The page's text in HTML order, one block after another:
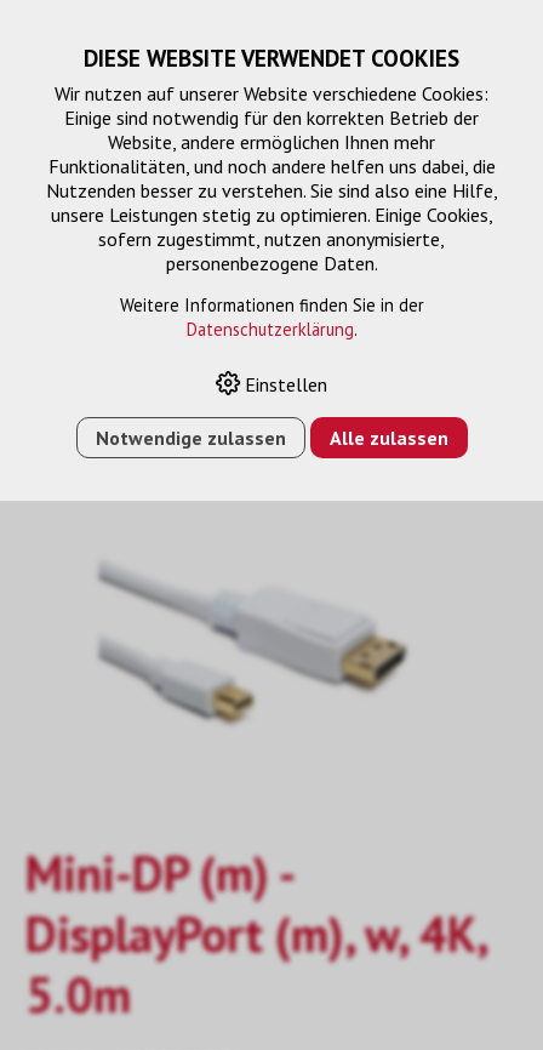
Anschlusskabel
SIGNALMANAGEMENT
ANSCHLUSSKABEL › MINI-DP (M) - DISPLAYPORT (M), W,
4K, 5.0M
Mini-DP (m) -
DisplayPort (m), w, 4K,
5.0m
DIESE WEBSITE VERWENDET COOKIES
Wir nutzen auf unserer Website verschiedene Cookies:
Einige sind notwendig für den korrekten Betrieb der
Website, andere ermöglichen Ihnen mehr
Funktionalitäten, und noch andere helfen uns dabei, die
Nutzenden besser zu verstehen. Sie sind also eine Hilfe,
unsere Leistungen stetig zu optimieren. Einige Cookies,
sofern zugestimmt, nutzen anonymisierte,
personenbezogene Daten.
Weitere Informationen finden Sie in der
Datenschutzerklärung.
Einstellen
Notwendige zulassen Alle zulassen